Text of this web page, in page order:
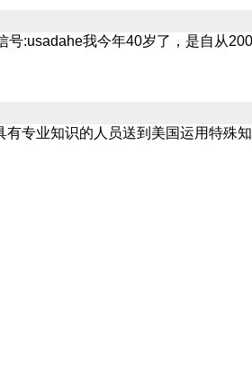
:usadahe我今年40岁了，是自从
业知识的人员送到美国运用特殊